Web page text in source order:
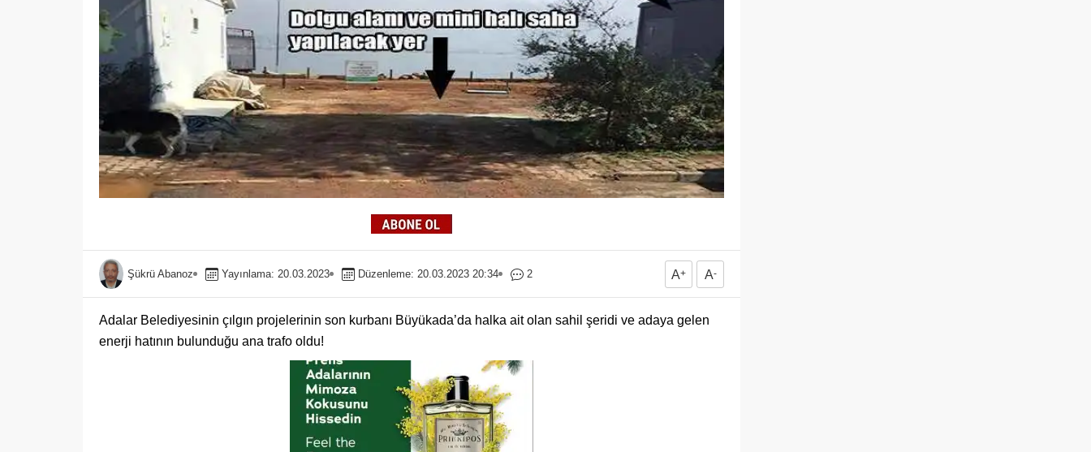
Şükrü Abanoz Yayınlama: 20.03.2023 Düzenleme: 20.03.2023 20:34 2 A+ A-
Adalar Belediyesinin çılgın projelerinin son kurbanı Büyükada’da halka ait olan sahil şeridi ve adaya gelen
enerji hatının bulunduğu ana trafo oldu!